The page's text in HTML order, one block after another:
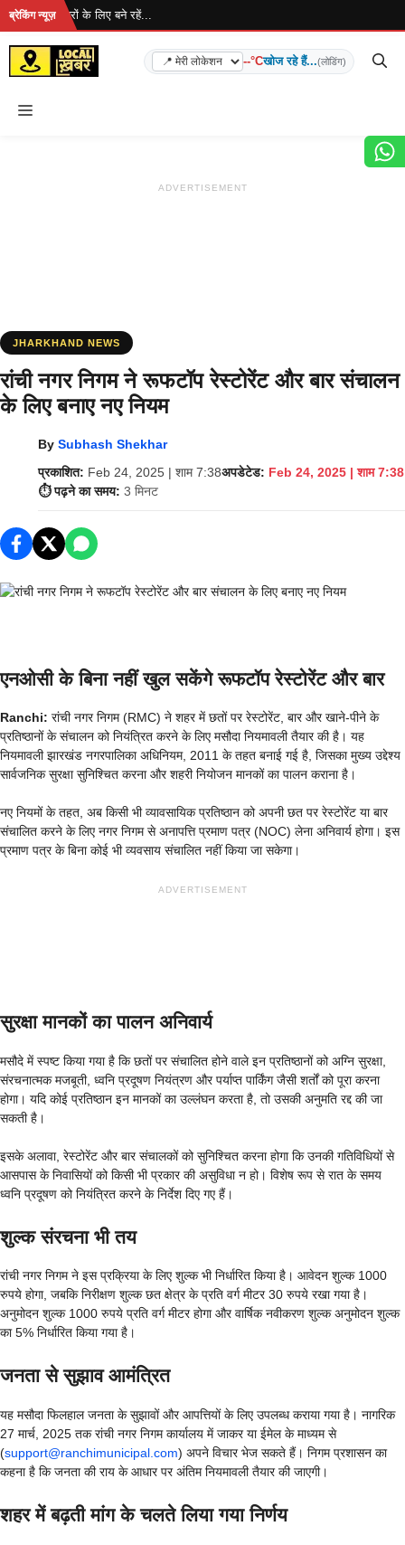
Skip
content
ब्रेकिंग न्यूज़
है... ताज़ा खबरों के लिए बने रहें...
--°Cखोज रहे हैं...(लोडिंग)
Menu
ADVERTISEMENT
JHARKHAND NEWS
रांची नगर निगम ने रूफटॉप रेस्टोरेंट और बार संचालन
के लिए बनाए नए नियम
By Subhash Shekhar
प्रकाशित: Feb 24, 2025 | शाम 7:38अपडेटेड: Feb 24, 2025 | शाम 7:38
⏱️ पढ़ने का समय: 3 मिनट
एनओसी के बिना नहीं खुल सकेंगे रूफटॉप रेस्टोरेंट और बार
Ranchi: रांची नगर निगम (RMC) ने शहर में छतों पर रेस्टोरेंट, बार और खाने-पीने के
प्रतिष्ठानों के संचालन को नियंत्रित करने के लिए मसौदा नियमावली तैयार की है। यह
नियमावली झारखंड नगरपालिका अधिनियम, 2011 के तहत बनाई गई है, जिसका मुख्य उद्देश्य
सार्वजनिक सुरक्षा सुनिश्चित करना और शहरी नियोजन मानकों का पालन कराना है।
नए नियमों के तहत, अब किसी भी व्यावसायिक प्रतिष्ठान को अपनी छत पर रेस्टोरेंट या बार
संचालित करने के लिए नगर निगम से अनापत्ति प्रमाण पत्र (NOC) लेना अनिवार्य होगा। इस
प्रमाण पत्र के बिना कोई भी व्यवसाय संचालित नहीं किया जा सकेगा।
ADVERTISEMENT
सुरक्षा मानकों का पालन अनिवार्य
मसौदे में स्पष्ट किया गया है कि छतों पर संचालित होने वाले इन प्रतिष्ठानों को अग्नि सुरक्षा,
संरचनात्मक मजबूती, ध्वनि प्रदूषण नियंत्रण और पर्याप्त पार्किंग जैसी शर्तों को पूरा करना
होगा। यदि कोई प्रतिष्ठान इन मानकों का उल्लंघन करता है, तो उसकी अनुमति रद्द की जा
सकती है।
इसके अलावा, रेस्टोरेंट और बार संचालकों को सुनिश्चित करना होगा कि उनकी गतिविधियों से
आसपास के निवासियों को किसी भी प्रकार की असुविधा न हो। विशेष रूप से रात के समय
ध्वनि प्रदूषण को नियंत्रित करने के निर्देश दिए गए हैं।
शुल्क संरचना भी तय
रांची नगर निगम ने इस प्रक्रिया के लिए शुल्क भी निर्धारित किया है। आवेदन शुल्क 1000
रुपये होगा, जबकि निरीक्षण शुल्क छत क्षेत्र के प्रति वर्ग मीटर 30 रुपये रखा गया है।
अनुमोदन शुल्क 1000 रुपये प्रति वर्ग मीटर होगा और वार्षिक नवीकरण शुल्क अनुमोदन शुल्क
का 5% निर्धारित किया गया है।
जनता से सुझाव आमंत्रित
यह मसौदा फिलहाल जनता के सुझावों और आपत्तियों के लिए उपलब्ध कराया गया है। नागरिक
27 मार्च, 2025 तक रांची नगर निगम कार्यालय में जाकर या ईमेल के माध्यम से
(support@ranchimunicipal.com) अपने विचार भेज सकते हैं। निगम प्रशासन का
कहना है कि जनता की राय के आधार पर अंतिम नियमावली तैयार की जाएगी।
शहर में बढ़ती मांग के चलते लिया गया निर्णय